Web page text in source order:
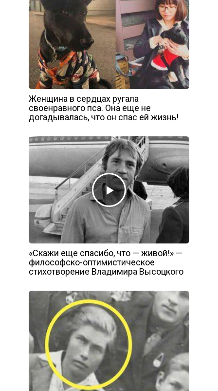
Женщина в сердцах ругала
своенравного пса. Она еще не
догадывалась, что он спас ей жизнь!
«Скажи еще спасибо, что — живой!» —
философско-оптимистическое
стихотворение Владимира Высоцкого